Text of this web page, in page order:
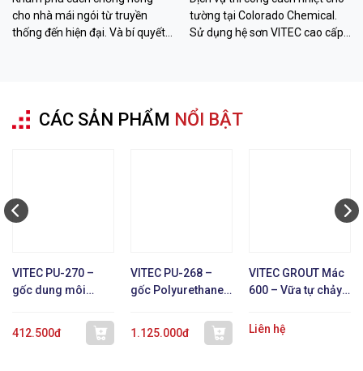
cho nhà mái ngói từ truyền
thống đến hiện đại. Và bí quyết
tường tại Colorado Chemical.
Sử dụng hệ sơn VITEC cao cấp
CÁC SẢN PHẨM NỔI BẬT
VITEC PU-270 –
gốc dung môi
412.500đ
VITEC PU-268 –
gốc Polyurethane 1
1.125.000đ
VITEC GROUT Mác
600 – Vữa tự chảy
Liên hệ